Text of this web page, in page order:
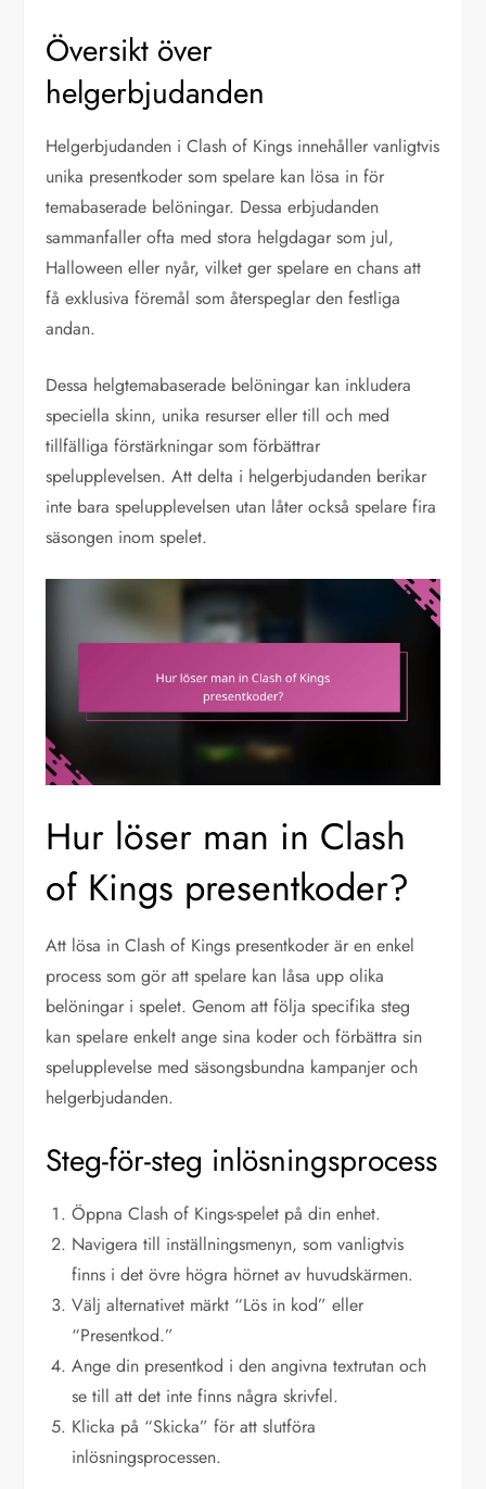
Översikt över
helgerbjudanden
Helgerbjudanden i Clash of Kings innehåller vanligtvis
unika presentkoder som spelare kan lösa in för
temabaserade belöningar. Dessa erbjudanden
sammanfaller ofta med stora helgdagar som jul,
Halloween eller nyår, vilket ger spelare en chans att
få exklusiva föremål som återspeglar den festliga
andan.
Dessa helgtemabaserade belöningar kan inkludera
speciella skinn, unika resurser eller till och med
tillfälliga förstärkningar som förbättrar
spelupplevelsen. Att delta i helgerbjudanden berikar
inte bara spelupplevelsen utan låter också spelare fira
säsongen inom spelet.
Hur löser man in Clash
of Kings presentkoder?
Att lösa in Clash of Kings presentkoder är en enkel
process som gör att spelare kan låsa upp olika
belöningar i spelet. Genom att följa specifika steg
kan spelare enkelt ange sina koder och förbättra sin
spelupplevelse med säsongsbundna kampanjer och
helgerbjudanden.
Steg-för-steg inlösningsprocess
Öppna Clash of Kings-spelet på din enhet.
Navigera till inställningsmenyn, som vanligtvis
finns i det övre högra hörnet av huvudskärmen.
Välj alternativet märkt “Lös in kod” eller
“Presentkod.”
Ange din presentkod i den angivna textrutan och
se till att det inte finns några skrivfel.
Klicka på “Skicka” för att slutföra
inlösningsprocessen.